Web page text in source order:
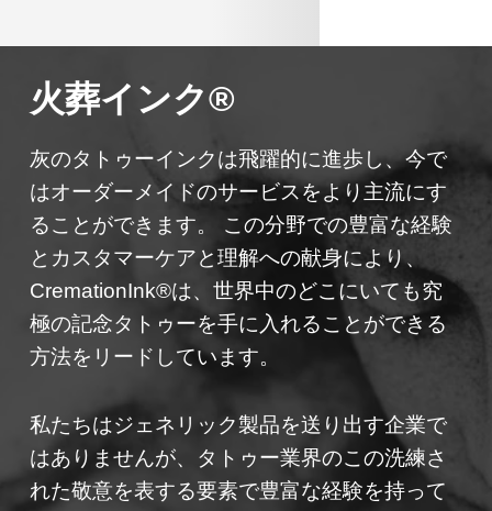
火葬インク®
灰のタトゥーインクは飛躍的に進歩し、今で
はオーダーメイドのサービスをより主流にす
ることができます。 この分野での豊富な経験
とカスタマーケアと理解への献身により、
CremationInk®は、世界中のどこにいても究
極の記念タトゥーを手に入れることができる
方法をリードしています。
私たちはジェネリック製品を送り出す企業で
はありませんが、タトゥー業界のこの洗練さ
れた敬意を表する要素で豊富な経験を持って